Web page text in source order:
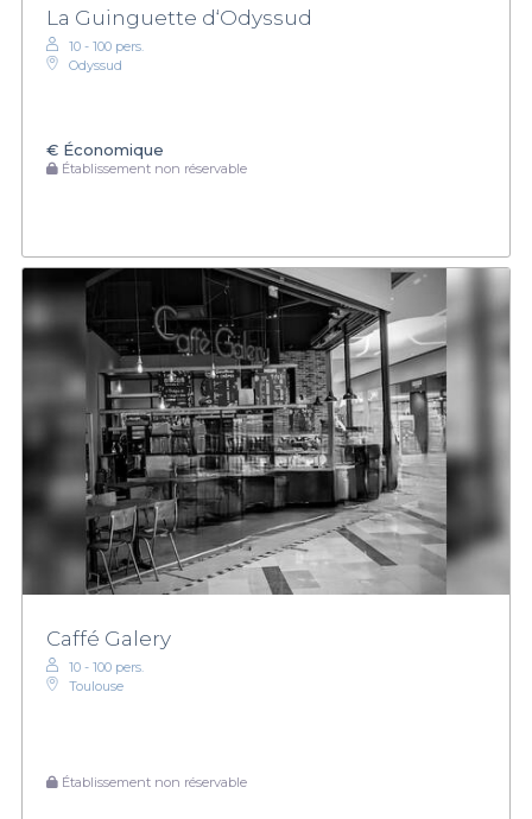
La Guinguette d‘Odyssud
10 - 100 pers.
Odyssud
€ Économique
Établissement non réservable
Caffé Galery
10 - 100 pers.
Toulouse
Établissement non réservable